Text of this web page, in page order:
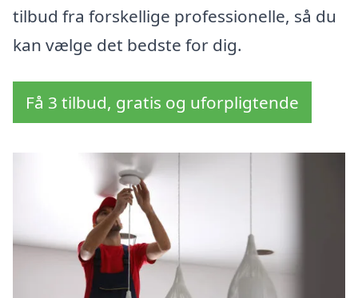
tilbud fra forskellige professionelle, så du
kan vælge det bedste for dig.
Få 3 tilbud, gratis og uforpligtende